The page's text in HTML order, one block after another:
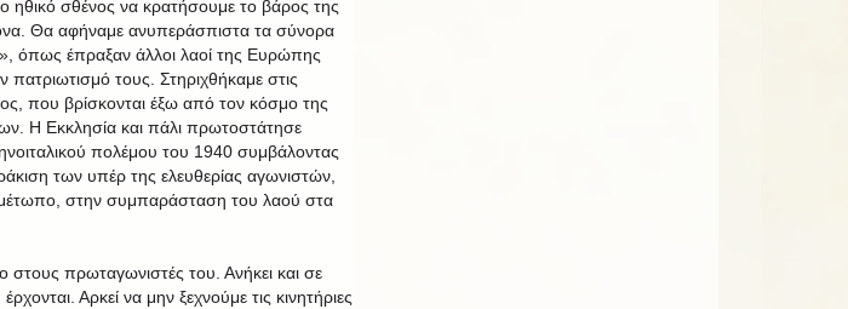
ηθικό σθένος να κρατήσουμε το βάρος της
Θα αφήναμε ανυπεράσπιστα τα σύνορα
όπως έπραξαν άλλοι λαοί της Ευρώπης
πατριωτισμό τους. Στηριχθήκαμε στις
που βρίσκονται έξω από τον κόσμο της
Η Εκκλησία και πάλι πρωτοστάτησε
πολέμου του 1940 συμβάλοντας
των υπέρ της ελευθερίας αγωνιστών,
στην συμπαράσταση του λαού στα
πρωταγωνιστές του. Ανήκει και σε
Αρκεί να μην ξεχνούμε τις κινητήριες